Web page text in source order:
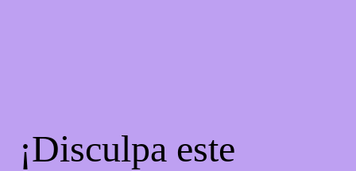
¡Disculpa este